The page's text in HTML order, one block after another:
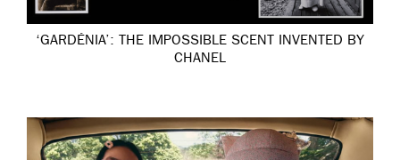
‘GARDÉNIA’: THE IMPOSSIBLE SCENT INVENTED BY
CHANEL